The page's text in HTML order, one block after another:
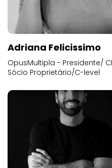
Adriana Felicissimo
OpusMultipla - Presidente/
Sócio Proprietário/C-level